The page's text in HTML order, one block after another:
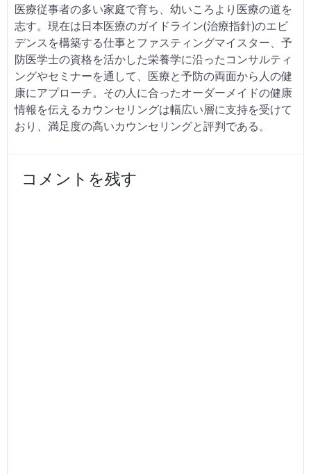
医療従事者の多い家庭で育ち、幼いころより医療の道を
志す。現在は日本医療のガイドライン(治療指針)のエビ
デンスを構築する仕事とファスティングマイスター、予
防医学士の資格を活かした栄養学に沿ったコンサルティ
ングやセミナーを通して、医療と予防の両面から人の健
康にアプローチ。その人に合ったオーダーメイドの健康
情報を伝えるカウンセリングは幅広い層に支持を受けて
おり、満足度の高いカウンセリングと評判である。
コメントを残す